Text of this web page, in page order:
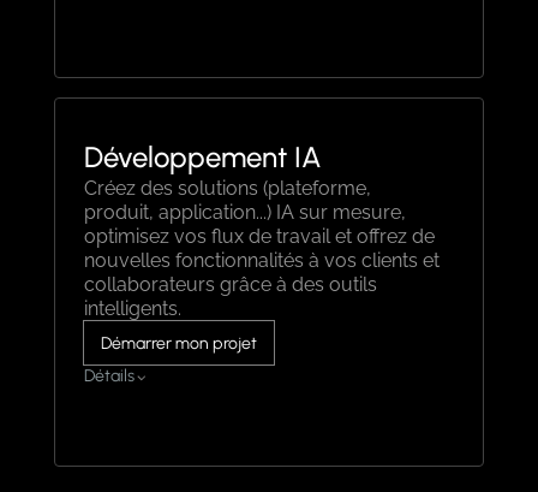
Rapports instantanés
Développement IA
Créez des solutions (plateforme,
produit, application...) IA sur mesure,
optimisez vos flux de travail et offrez de
nouvelles fonctionnalités à vos clients et
collaborateurs grâce à des outils
intelligents.
Démarrer mon projet
Détails
Amélioration de l’expérience utilisateur